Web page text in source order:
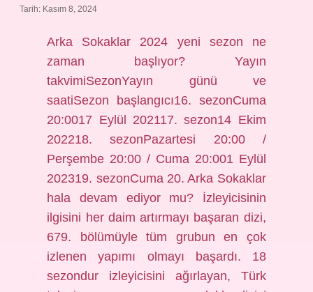
Tarih: Kasım 8, 2024
Arka Sokaklar 2024 yeni sezon ne
zaman başlıyor? Yayın
takvimiSezonYayın günü ve
saatiSezon başlangıcı16. sezonCuma
20:0017 Eylül 202117. sezon14 Ekim
202218. sezonPazartesi 20:00 /
Perşembe 20:00 / Cuma 20:001 Eylül
202319. sezonCuma 20. Arka Sokaklar
hala devam ediyor mu? İzleyicisinin
ilgisini her daim artırmayı başaran dizi,
679. bölümüyle tüm grubun en çok
izlenen yapımı olmayı başardı. 18
sezondur izleyicisini ağırlayan, Türk